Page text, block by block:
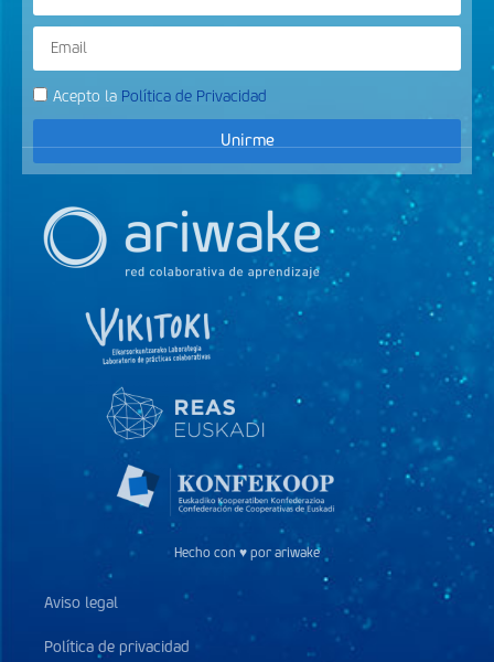
Acepto la Política de Privacidad
Unirme
Hecho con ♥ por ariwake
Aviso legal
Política de privacidad